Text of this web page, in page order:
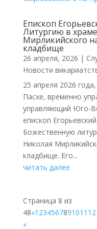
Епископ
Литургию в
Мирликийского
кладбище
26 апреля, 2026 |
Новости
25 апреля 2026
Пасхе, временно
управляющий Юго-
епископ
Божественную
Николая
кладбище. Его...
читать далее
Страница 8 из
48«1 234567891011 12
»